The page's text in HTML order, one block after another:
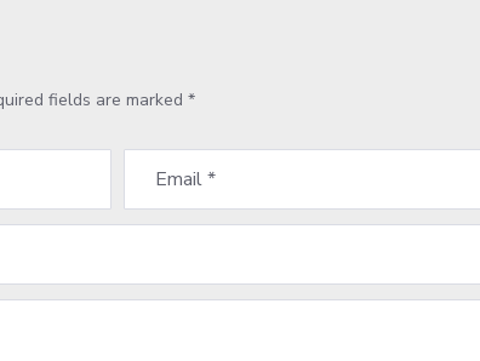
fields are marked *